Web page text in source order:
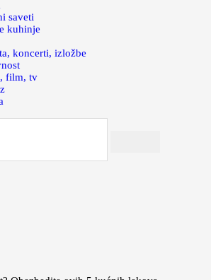
saveti
kuhinje
koncerti, izložbe
film, tv